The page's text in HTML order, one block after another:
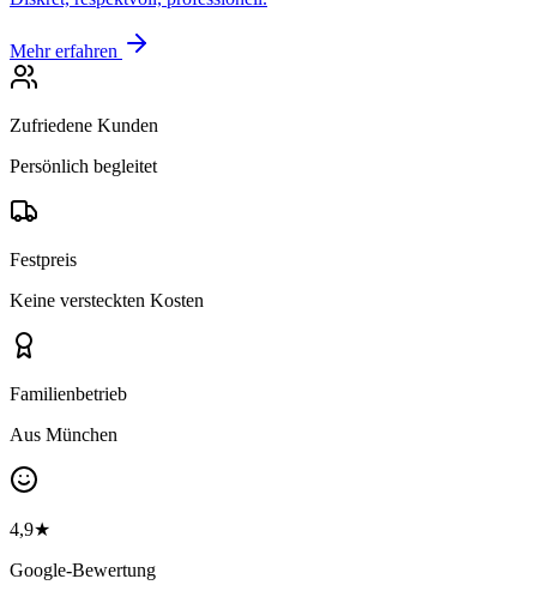
Mehr erfahren
Zufriedene Kunden
Persönlich begleitet
Festpreis
Keine versteckten Kosten
Familienbetrieb
Aus München
4,9★
Google-Bewertung